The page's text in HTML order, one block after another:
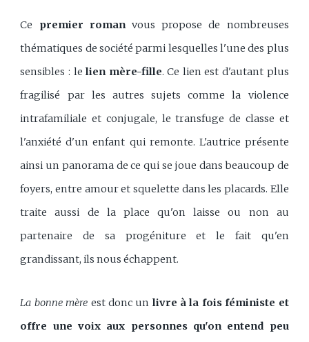
Ce premier romanvous propose de nombreuses
thématiques de société parmi lesquelles l'une des plus
sensibles : lelien mère-fille. Ce lien est d'autant plus
fragilisé par les autres sujets comme la violence
intrafamiliale et conjugale, le transfuge de classe et
l'anxiété d'un enfant qui remonte. L'autrice présente
ainsi un panorama de ce qui se joue dans beaucoup de
foyers, entre amour et squelette dans les placards. Elle
traite aussi de la place qu'on laisse ou non au
partenaire de sa progéniture et le fait qu'en
grandissant, ils nous échappent.
La bonne mère est donc un livre à la fois féministe et
offre une voix aux personnes qu'on entend peu